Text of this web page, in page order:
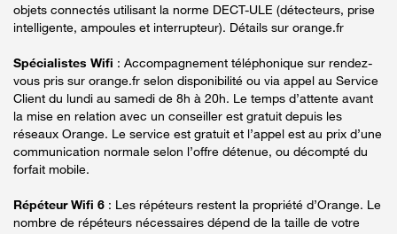
objets connectés utilisant la norme DECT-ULE (détecteurs, prise
intelligente, ampoules et interrupteur). Détails sur orange.fr
Spécialistes Wifi : Accompagnement téléphonique sur rendez-
vous pris sur orange.fr selon disponibilité ou via appel au Service
Client du lundi au samedi de 8h à 20h. Le temps d’attente avant
la mise en relation avec un conseiller est gratuit depuis les
réseaux Orange. Le service est gratuit et l’appel est au prix d’une
communication normale selon l’offre détenue, ou décompté du
forfait mobile.
Répéteur Wifi 6 : Les répéteurs restent la propriété d’Orange. Le
nombre de répéteurs nécessaires dépend de la taille de votre